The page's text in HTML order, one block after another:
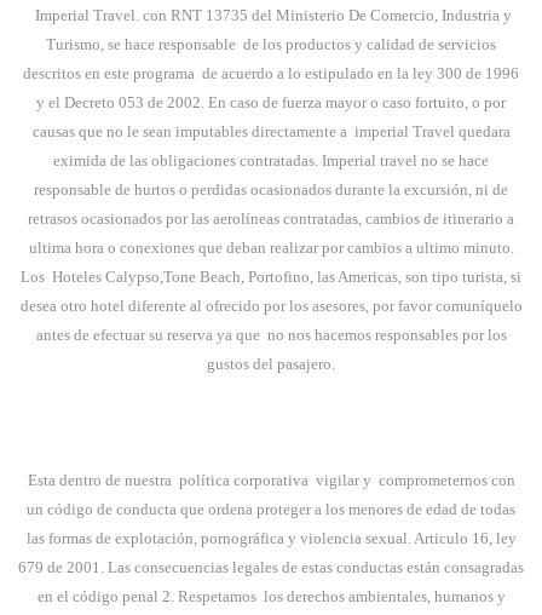
Imperial Travel. con RNT 13735 del Ministerio De Comercio, Industria y
Turismo, se hace responsable de los productos y calidad de servicios
descritos en este programa de acuerdo a lo estipulado en la ley 300 de 1996
y el Decreto 053 de 2002. En caso de fuerza mayor o caso fortuito, o por
causas que no le sean imputables directamente a imperial Travel quedara
eximida de las obligaciones contratadas. Imperial travel no se hace
responsable de hurtos o perdidas ocasionados durante la excursión, ni de
retrasos ocasionados por las aerolíneas contratadas, cambios de itinerario a
ultima hora o conexiones que deban realizar por cambios a ultimo minuto.
Los Hoteles Calypso,Tone Beach, Portofino, las Americas, son tipo turista, si
desea otro hotel diferente al ofrecido por los asesores, por favor comuníquelo
antes de efectuar su reserva ya que no nos hacemos responsables por los
gustos del pasajero.
Esta dentro de nuestra política corporativa vigilar y comprometernos con
un código de conducta que ordena proteger a los menores de edad de todas
las formas de explotación, pornográfica y violencia sexual. Articulo 16, ley
679 de 2001. Las consecuencias legales de estas conductas están consagradas
en el código penal 2. Respetamos los derechos ambientales, humanos y